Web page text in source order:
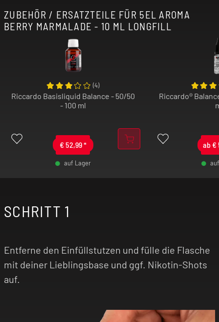
ZUBEHÖR / ERSATZTEILE FÜR 5EL AROMA
BERRY MARMALADE - 10 ML LONGFILL
€ 52,99*
auf Lager
(4)
Riccardo Basisliquid Balance - 50/50
- 100 ml
ab €
Riccardo®
SCHRITT 1
Entferne den Einfüllstutzen und fülle die Flasche
mit deiner Lieblingsbase und ggf. Nikotin-Shots
auf.